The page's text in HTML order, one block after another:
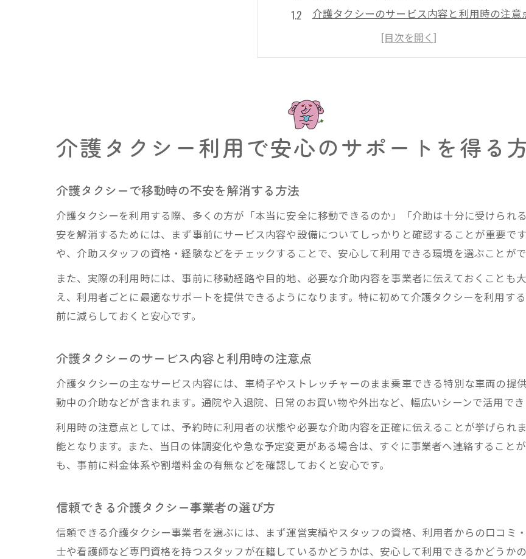
介護タクシーのサービス内容と利用時の注意
信頼できる介護タクシー事業者の選び方
介護タクシー利用時に確認したい支援体制
移動手段に迷った時の介護タクシー活用術
介護タクシーの利便性を活かした選択のコツ
移動手段で迷った際の介護タクシー活用事例
介護タクシーと他サービスとの違いと選び方
快適さを重視した介護タクシーの選び方とは
快適な介護タクシーを選ぶ時の設備チェック
利用者目線で選ぶ介護タクシーの選択基準
家族の送迎負担を軽減する介護タクシー活用例
介護タクシーで家族の送迎負担を減らす方法
家族サポートに役立つ介護タクシーの活用事
家族の介助負担軽減に介護タクシーが有効な
介護タクシーを使った家族送迎の工夫と体験談
介護タクシーの費用や支払い方法を整理する
介護タクシー利用時の保険適用と申請手順
介護タクシー利用で安心のサポートを得る
介護タクシーで移動時の不安を解消する方法
介護タクシーを利用する際、多くの方が「本当に安全に移動できるのか」「介助は十分に受けられ
安を解消するためには、まず事前にサービス内容や設備についてしっかりと確認することが重要で
や、介助スタッフの資格・経験などをチェックすることで、安心して利用できる環境を選ぶことがで
また、実際の利用時には、事前に移動経路や目的地、必要な介助内容を事業者に伝えておくことも
え、利用者ごとに最適なサポートを提供できるようになります。特に初めて介護タクシーを利用す
前に減らしておくと安心です。
介護タクシーのサービス内容と利用時の注意点
介護タクシーの主なサービス内容には、車椅子やストレッチャーのまま乗車できる特別な車両の提
動中の介助などが含まれます。通院や入退院、日常のお買い物や外出など、幅広いシーンで活用でき
利用時の注意点としては、予約時に利用者の状態や必要な介助内容を正確に伝えることが挙げられ
能となります。また、当日の体調変化や急な予定変更がある場合は、すぐに事業者へ連絡すること
も、事前に料金体系や割増料金の有無などを確認しておくと安心です。
信頼できる介護タクシー事業者の選び方
信頼できる介護タクシー事業者を選ぶには、まず運営実績やスタッフの資格、利用者からの口コミ
士や看護師など専門資格を持つスタッフが在籍しているかどうかは、安心して利用できるかどうか